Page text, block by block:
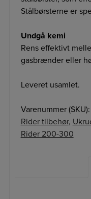
Stålbørsterne er
Undgå kemi
Rens effektivt
gasbrænder eller
Leveret usamlet.
Varenummer (SKU):
Rider tilbehør,
Rider 200-300